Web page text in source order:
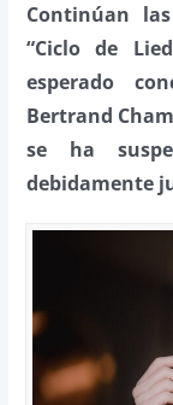
Continúan
“Ciclo de
esperado
Bertrand
se ha
debidamente